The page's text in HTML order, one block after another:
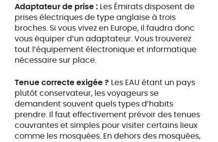
Adaptateur de prise :Les Émirats disposent de
prises électriques de type anglaise à trois
broches. Si vous vivez en Europe, il faudra donc
vous équiper d’un adaptateur. Vous trouverez
tout l’équipement électronique et informatique
nécessaire sur place.
Tenue correcte exigée ? Les EAU étant un pays
plutôt conservateur, les voyageurs se
demandent souvent quels types d’habits
prendre. Il faut effectivement prévoir des tenues
couvrantes et simples pour visiter certains lieux
comme les mosquées. En dehors des mosquées,